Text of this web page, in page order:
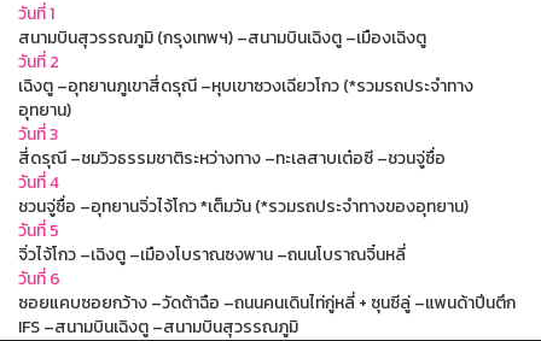
วันที่ 1
สนามบินสุวรรณภูมิ (กรุงเทพฯ) –สนามบินเฉิงตู –เมืองเฉิงตู
วันที่ 2
เฉิงตู –อุทยานภูเขาสี่ดรุณี –หุบเขาซวงเฉียวโกว (*รวมรถประจำทาง
อุทยาน)
วันที่ 3
สี่ดรุณี –ชมวิวธรรมชาติระหว่างทาง –ทะเลสาบเต๋อซี –ชวนจู่ซื่อ
วันที่ 4
ชวนจู่ซื่อ –อุทยานจิ่วไจ้โกว *เต็มวัน (*รวมรถประจำทางของอุทยาน)
วันที่ 5
จิ่วไจ้โกว –เฉิงตู –เมืองโบราณซงพาน –ถนนโบราณจิ๋นหลี่
วันที่ 6
ซอยแคบซอยกว้าง –วัดต้าฉือ –ถนนคนเดินไท่กู่หลี่ + ซุนซีลู่ –แพนด้าปีนตึก
IFS –สนามบินเฉิงตู –สนามบินสุวรรณภูมิ